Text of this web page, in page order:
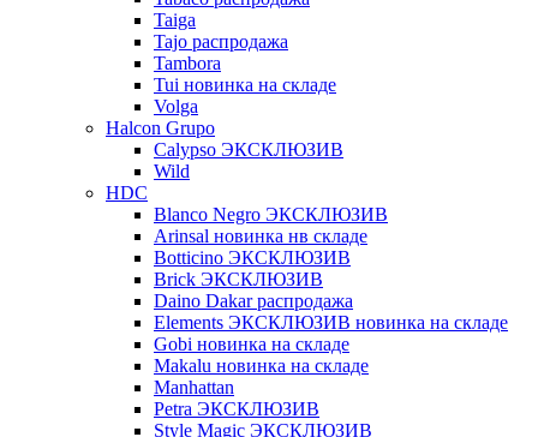
Taiga
Tajo распродажа
Tambora
Tui новинка на складе
Volga
Halcon Grupo
Calypso ЭКСКЛЮЗИВ
Wild
HDC
Blanco Negro ЭКСКЛЮЗИВ
Arinsal новинка нв складе
Botticino ЭКСКЛЮЗИВ
Brick ЭКСКЛЮЗИВ
Daino Dakar распродажа
Elements ЭКСКЛЮЗИВ новинка на складе
Gobi новинка на складе
Makalu новинка на складе
Manhattan
Petra ЭКСКЛЮЗИВ
Style Magic ЭКСКЛЮЗИВ